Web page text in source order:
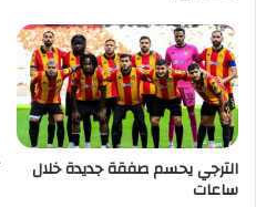
الترجي يحسم صفقة جديدة خلال
ساعات